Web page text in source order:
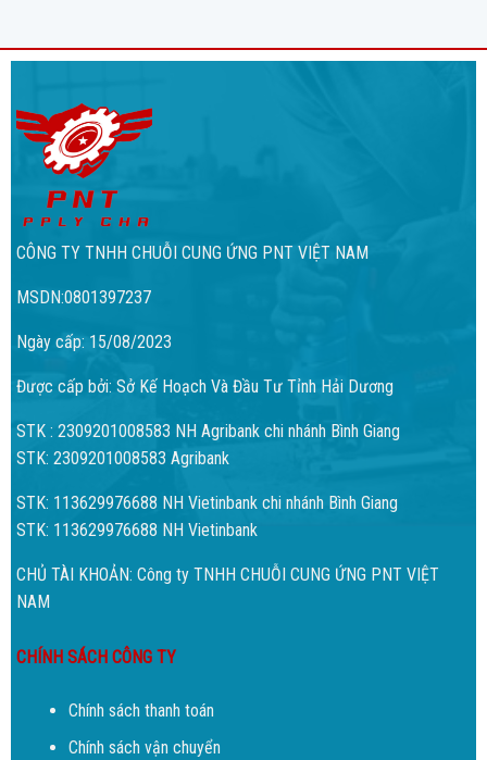
CÔNG TY TNHH CHUỖI CUNG ỨNG PNT VIỆT NAM
MSDN:0801397237
Ngày cấp: 15/08/2023
Được cấp bởi: Sở Kế Hoạch Và Đầu Tư Tỉnh Hải Dương
STK : 2309201008583 NH Agribank chi nhánh Bình Giang
STK: 2309201008583 Agribank
STK: 113629976688 NH Vietinbank chi nhánh Bình Giang
STK: 113629976688 NH Vietinbank
CHỦ TÀI KHOẢN: Công ty TNHH CHUỖI CUNG ỨNG PNT VIỆT
NAM
CHÍNH SÁCH CÔNG TY
Chính sách thanh toán
Chính sách vận chuyển